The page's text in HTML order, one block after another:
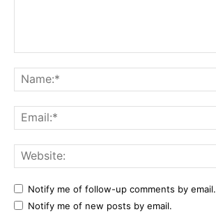
Notify me of follow-up comments by email.
Notify me of new posts by email.